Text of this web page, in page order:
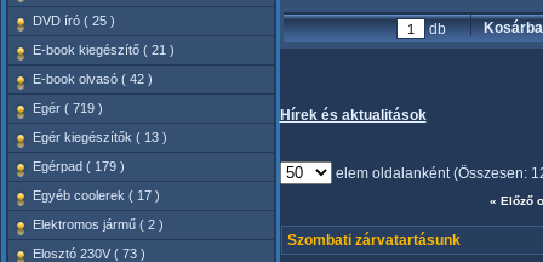
DVD író ( 25 )
E-book kiegészítő ( 21 )
E-book olvasó ( 42 )
Egér ( 719 )
Egér kiegészítők ( 13 )
Egérpad ( 179 )
Egyéb coolerek ( 17 )
Elektromos jármű ( 2 )
Elosztó 230V ( 73 )
db
Hírek és aktualitások
elem oldalanként (Összesen:
« Előző
Szombati zárvatartásunk